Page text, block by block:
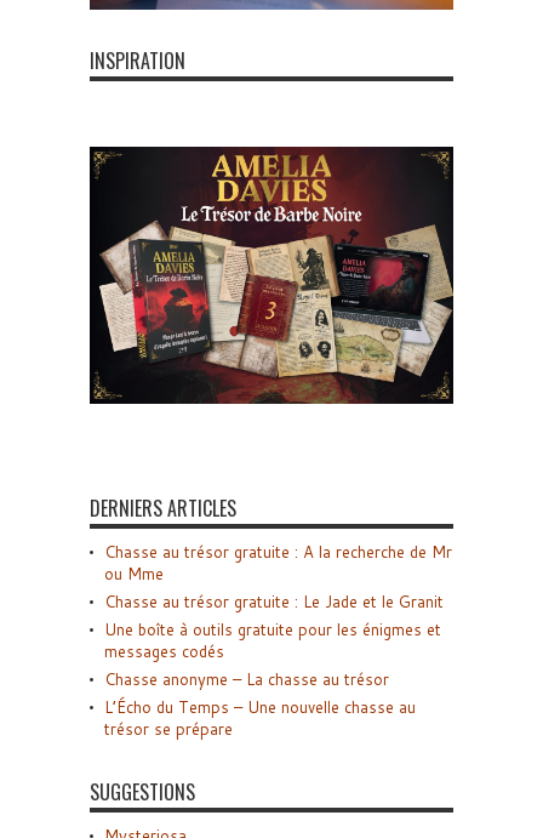
INSPIRATION
DERNIERS ARTICLES
Chasse au trésor gratuite : A la recherche de Mr
ou Mme
Chasse au trésor gratuite : Le Jade et le Granit
Une boîte à outils gratuite pour les énigmes et
messages codés
Chasse anonyme – La chasse au trésor
L’Écho du Temps – Une nouvelle chasse au
trésor se prépare
SUGGESTIONS